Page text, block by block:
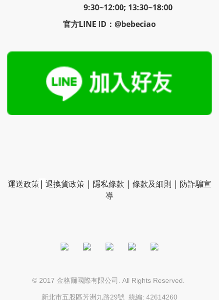
9:30~12:00; 13:30~18:00
官方LINE ID：@bebeciao
運送政策| 退換貨政策 | 隱私條款 | 條款及細則 | 防詐騙宣
導
© 2017 金格爾國際有限公司 . All Rights Reserved.
新北市五股區芳洲九路29號 統編: 42614260